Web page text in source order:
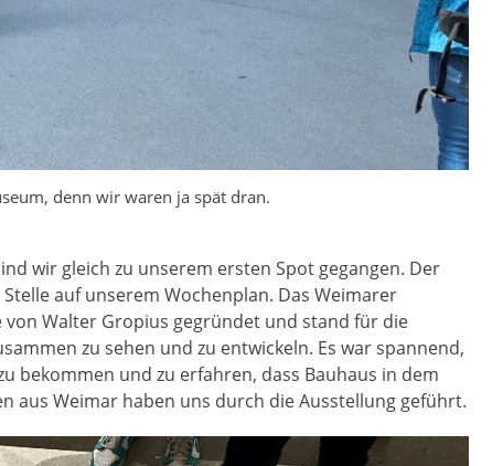
denn wir waren ja spät dran.
wir gleich zu unserem ersten Spot gegangen. Der
auf unserem Wochenplan. Das Weimarer
Walter Gropius gegründet und stand für die
zu sehen und zu entwickeln. Es war spannend,
bekommen und zu erfahren, dass Bauhaus in dem
aus Weimar haben uns durch die Ausstellung geführt.